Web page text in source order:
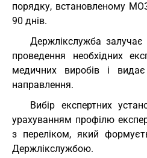
порядку, встановленому
90 днів.
Держлікслужба залучає
проведення необхідних
медичних виробів і видає
направлення.
Вибір експертних
урахуванням профілю
з переліком, який
Держлікслужбою.